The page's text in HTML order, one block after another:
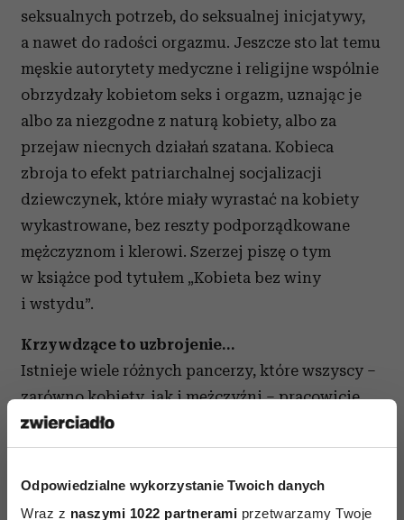
Odpowiedzialne wykorzystanie Twoich danych
Wraz z naszymi 1022 partnerami przetwarzamy Twoje
seksualnych potrzeb, do seksualnej inicjatywy,
a nawet do radości orgazmu. Jeszcze sto lat temu
męskie autorytety medyczne i religijne wspólnie
obrzydzały kobietom seks i orgazm, uznając je
albo za niezgodne z naturą kobiety, albo za
przejaw niecnych działań szatana. Kobieca
zbroja to efekt patriarchalnej socjalizacji
dziewczynek, które miały wyrastać na kobiety
wykastrowane, bez reszty podporządkowane
mężczyznom i klerowi. Szerzej piszę o tym
w książce pod tytułem „Kobieta bez winy
i wstydu”.
Krzywdzące to uzbrojenie…
Istnieje wiele różnych pancerzy, które wszyscy –
zarówno kobiety, jak i mężczyźni – pracowicie
sobie wyklepujemy w okresie dorastania, by
dostosować się przede wszystkim do środowiska